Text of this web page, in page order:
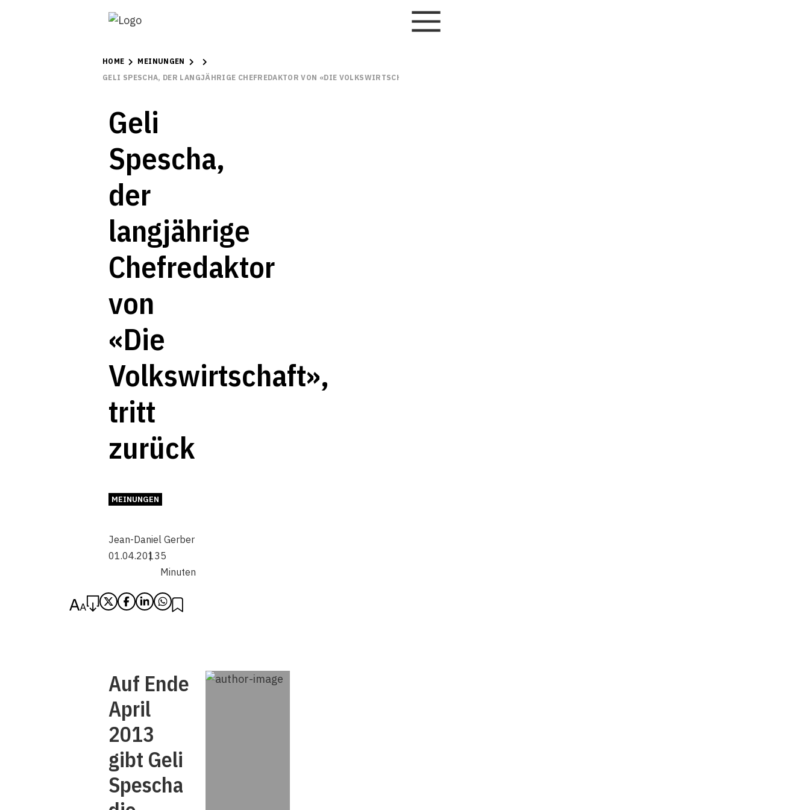
HOME
MEINUNGEN
GELI SPESCHA, DER LANGJÄHRIGE CHEFREDAKTOR VON «DIE VOLKSWIRTSCHAFT», TRITT ZURÜCK
Geli
Spescha,
der
langjährige
Chefredaktor
von
«Die
Volkswirtschaft»,
tritt
zurück
MEINUNGEN
Jean-Daniel Gerber
01.04.20135
Minuten
Auf Ende
April
2013
gibt Geli
­Spescha